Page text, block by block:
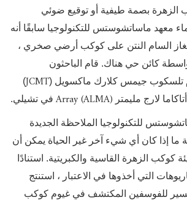
الزهرة بصمة طيفية أو توقيع ضوئي
معهد ماساتشوستس للتكنولوجيا سابقًا أنه
السام النتن على كوكب أرضي صخري ،
كائن حي هناك. قام الباحثون
تلسكوب جيمس كلارك ماكسويل (JCMT
)
لارج مليمتر Array (ALMA) في تشيلي.
للتكنولوجيا الملاحظة الجديدة
ما إذا كان أي شيء آخر غير الحياة يمكن أن
كوكب الزهرة القاسية والكبريتية. استنادًا
التي أخذوها في الاعتبار ، استنتج
تفسير للفوسفين المكتشف في غيوم كوكب